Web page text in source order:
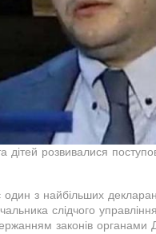
дітей розвивалися
з найбільших
слідчого
законів